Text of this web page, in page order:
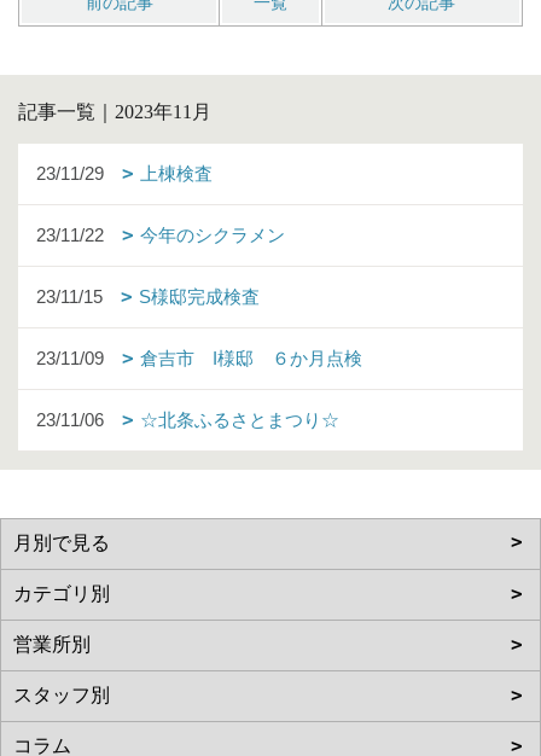
記事一覧｜2023年11月
23/11/29 上棟検査
23/11/22 今年のシクラメン
23/11/15 S様邸完成検査
23/11/09 倉吉市 I様邸 ６か月点検
23/11/06 ☆北条ふるさとまつり☆